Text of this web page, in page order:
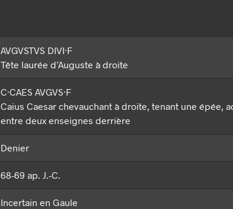
AVGVSTVS DIVI·F
Tête laurée d’Auguste à droite
C·CAES AVGVS·F
Caius Caesar chevauchant à droite, tenant une épée,
entre deux enseignes derrière
Denier
68-69 ap. J.-C.
Incertain en Gaule